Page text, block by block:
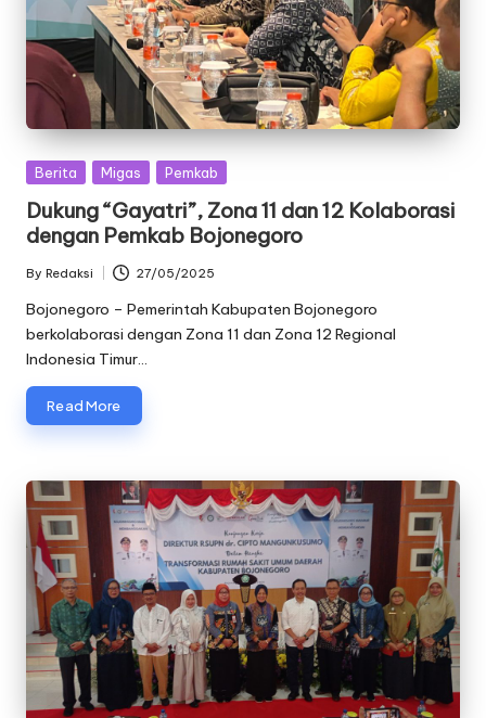
Posted
Berita Migas Pemkab
Dukung “Gayatri”, Zona 11 dan 12 Kolaborasi
dengan Pemkab Bojonegoro
Posted
by
By Redaksi 27/05/2025
Bojonegoro – Pemerintah Kabupaten Bojonegoro
berkolaborasi dengan Zona 11 dan Zona 12 Regional
Indonesia Timur…
Read More